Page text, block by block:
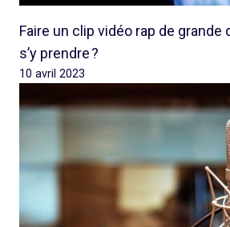
Faire un clip vidéo rap de
s’y prendre ?
10 avril 2023